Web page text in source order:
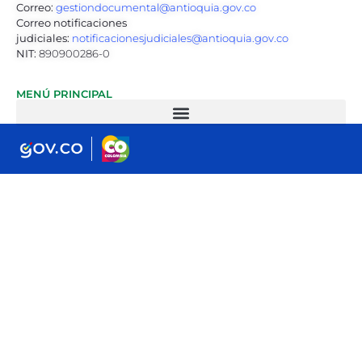
Correo: gestiondocumental@antioquia.gov.co
Correo notificaciones
judiciales: notificacionesjudiciales@antioquia.gov.co
NIT: 890900286-0
MENÚ PRINCIPAL